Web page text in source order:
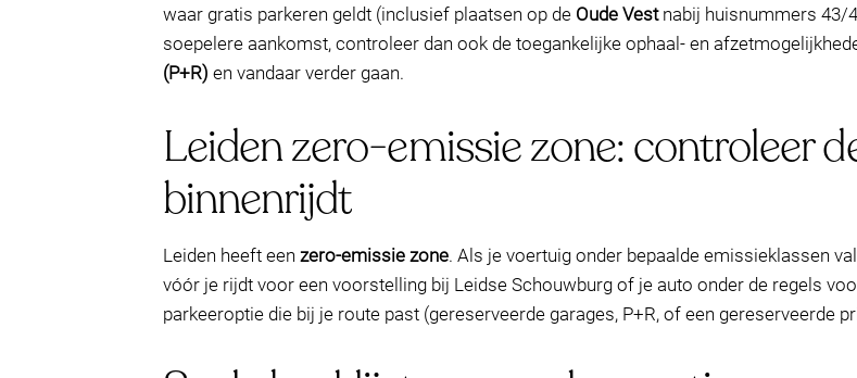
waar gratis parkeren geldt (inclusief plaatsen op de Oude Vestnabij huisnummers 43/
soepelere aankomst, controleer dan ook de toegankelijke ophaal- en
(P+R) en vandaar verder gaan.
Leiden zero-emissie zone: controleer
binnenrijdt
Leiden heeft een zero-emissie zone. Als je voertuig onder bepaalde emissieklassen
vóór je rijdt voor een voorstelling bij Leidse Schouwburg of je auto onder de regels
parkeeroptie die bij je route past (gereserveerde garages, P+R, of een gereserveerde